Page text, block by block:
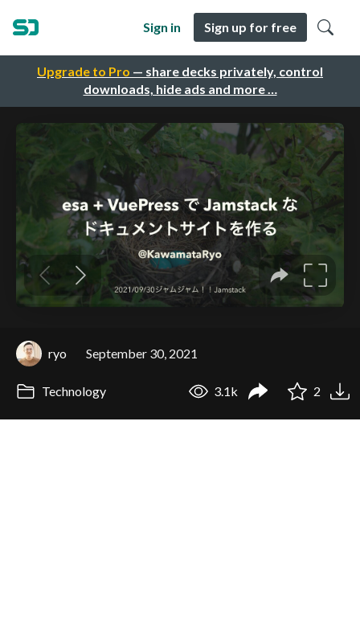
Upgrade to Pro — share decks privately, control
downloads, hide ads and more …
Sign in Sign up for free
ryo September 30, 2021
Technology 3.1k 2